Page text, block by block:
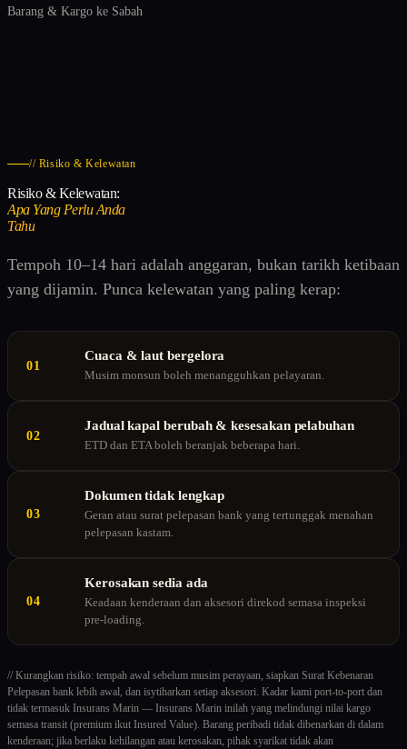
Barang & Kargo ke Sabah
// Risiko & Kelewatan
Risiko & Kelewatan:
Apa Yang Perlu Anda
Tahu
Tempoh 10–14 hari adalah anggaran, bukan tarikh ketibaan
yang dijamin. Punca kelewatan yang paling kerap:
01
Cuaca & laut bergelora
Musim monsun boleh menangguhkan pelayaran.
02
Jadual kapal berubah & kesesakan pelabuhan
ETD dan ETA boleh beranjak beberapa hari.
03
Dokumen tidak lengkap
Geran atau surat pelepasan bank yang tertunggak menahan
pelepasan kastam.
04
Kerosakan sedia ada
Keadaan kenderaan dan aksesori direkod semasa inspeksi
pre-loading.
// Kurangkan risiko: tempah awal sebelum musim perayaan, siapkan Surat Kebenaran
Pelepasan bank lebih awal, dan isytiharkan setiap aksesori. Kadar kami port-to-port dan
tidak termasuk Insurans Marin — Insurans Marin inilah yang melindungi nilai kargo
semasa transit (premium ikut Insured Value). Barang peribadi tidak dibenarkan di dalam
kenderaan; jika berlaku kehilangan atau kerosakan, pihak syarikat tidak akan